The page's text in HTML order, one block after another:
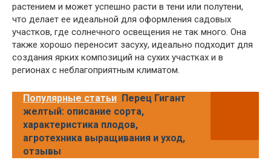
растением и может успешно расти в тени или полутени,
что делает ее идеальной для оформления садовых
участков, где солнечного освещения не так много. Она
также хорошо переносит засуху, идеально подходит для
создания ярких композиций на сухих участках и в
регионах с неблагоприятным климатом.
Популярные статьи Перец Гигант
желтый: описание сорта,
характеристика плодов,
агротехника выращивания и уход,
отзывы